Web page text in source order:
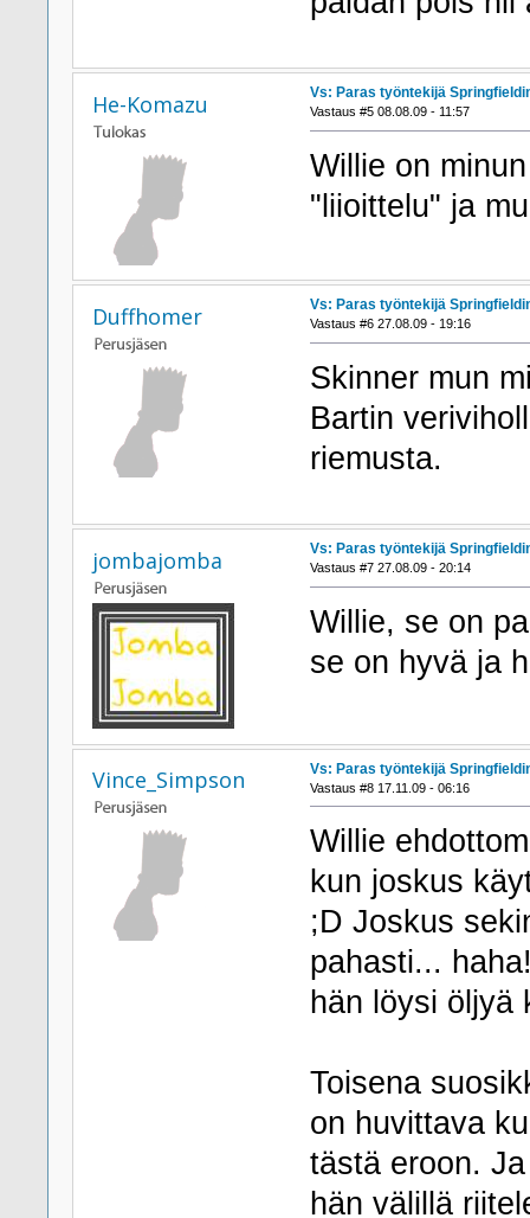
He-Komazu Vs: Paras työntekijä
Vastaus #5 08.08.09 - 11:57
Willie on
"liioittelu" ja
Duffhomer Vs: Paras työntekijä
Vastaus #6 27.08.09 - 19:16
Skinner mun
Bartin
riemusta.
jombajomba Vs: Paras työntekijä
Vastaus #7 27.08.09 - 20:14
Willie, se on
se on hyvä ja
Vince_Simpson Vs: Paras työntekijä
Vastaus #8 17.11.09 - 06:16
Willie
kun joskus
;D Joskus
pahasti...
hän löysi öljyä
Toisena
on huvittava
tästä eroon.
hän välillä